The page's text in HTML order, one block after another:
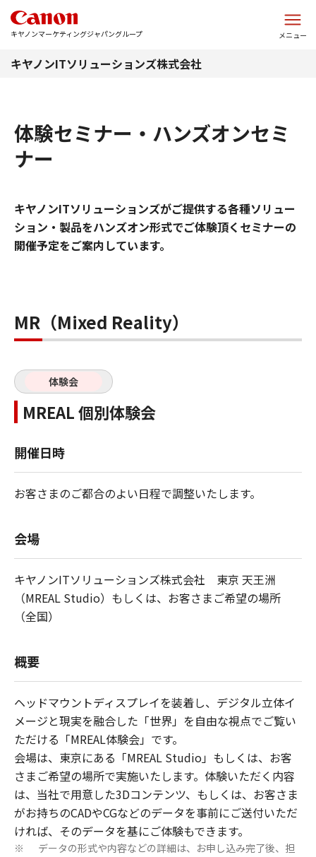
キヤノンマーケティングジャパングループ メニュー
キヤノンITソリューションズ株式会社
体験セミナー・ハンズオンセミ
ナー
キヤノンITソリューションズがご提供する各種ソリュー
ション・製品をハンズオン形式でご体験頂くセミナーの
開催予定をご案内しています。
MR（Mixed Reality）
体験会
MREAL 個別体験会
開催日時
お客さまのご都合のよい日程で調整いたします。
会場
キヤノンITソリューションズ株式会社 東京 天王洲
（MREAL Studio）もしくは、お客さまご希望の場所
（全国）
概要
ヘッドマウントディスプレイを装着し、デジタル立体イ
メージと現実を融合した「世界」を自由な視点でご覧い
ただける「MREAL体験会」です。
会場は、東京にある「MREAL Studio」もしくは、お客
さまご希望の場所で実施いたします。体験いただく内容
は、当社で用意した3Dコンテンツ、もしくは、お客さま
がお持ちのCADやCGなどのデータを事前にご送付いただ
ければ、そのデータを基にご体験もできます。
※
データの形式や内容などの詳細は、お申し込み完了後、担